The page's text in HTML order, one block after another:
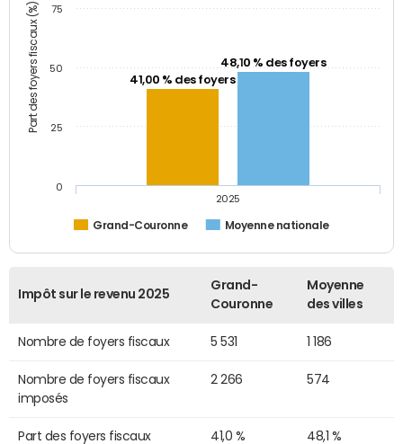
Part des foyers fiscaux (%) 41,00 % des foyers
48,10 % des foyers
Grand-Couronne Moyenne nationale
2025
0
25
50
75
Impôt sur le revenu 2025
Grand-
Couronne
Moyenne
des villes
Nombre de foyers fiscaux 5 531 1 186
Nombre de foyers fiscaux
imposés
2 266 574
Part des foyers fiscaux
41,0 % 48,1 %